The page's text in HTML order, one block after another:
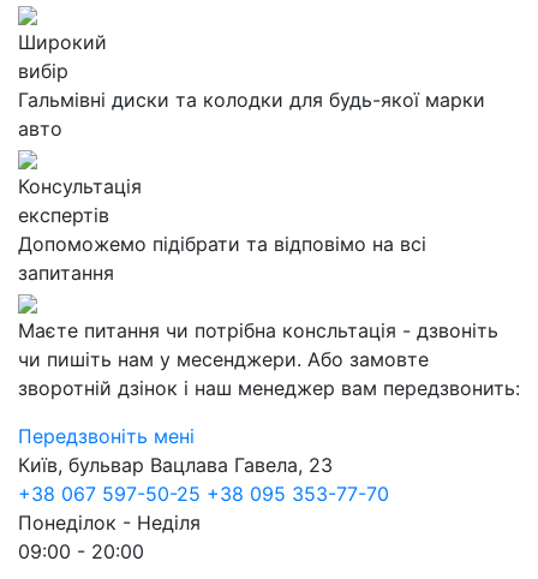
Широкий
вибір
Гальмівні диски та колодки для будь-якої марки
авто
Консультація
експертів
Допоможемо підібрати та відповімо на всі
запитання
Маєте питання чи потрібна консльтація - дзвоніть
чи пишіть нам у месенджери. Або замовте
зворотній дзінок і наш менеджер вам передзвонить:
Передзвоніть мені
Київ, бульвар Вацлава Гавела, 23
+38 067 597-50-25 +38 095 353-77-70
Понеділок - Неділя
09:00 - 20:00